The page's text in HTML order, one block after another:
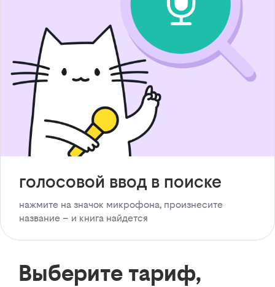
голосовой ввод в поиске
нажмите на значок микрофона, произнесите
название – и книга найдется
Выберите тариф,